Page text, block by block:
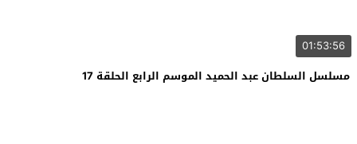
01:53:56
مسلسل السلطان عبد الحميد الموسم الرابع الحلقة 17